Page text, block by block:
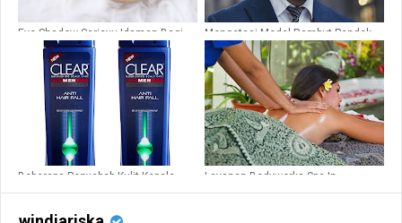
Eye Shadow Sariayu Idaman Bagi
Wanita
Mengatasi Model Rambut Pendek
Berminyak
Beberapa Penyebab Kulit Kepala
Layanan Bodyworks Spa In